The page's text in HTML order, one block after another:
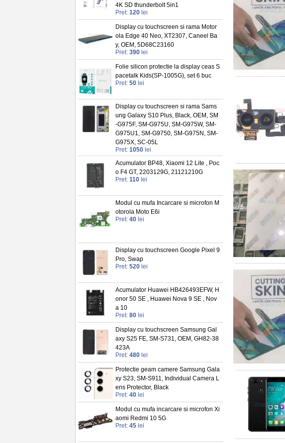
4K SD thunderbolt 5in1
Pret: 120 lei
Display cu touchscreen si rama Motor
ola Edge 40 Neo, XT2307, Caneel Ba
y, OEM, 5D68C23160
Pret: 390 lei
Folie silicon protectie la display ceas S
pacetalk Kids(SP-1005G), set 6 buc
Pret: 50 lei
Display cu touchscreen si rama Sams
ung Galaxy S10 Plus, Black, OEM, SM
-G975F, SM-G975U, SM-G975W, SM-
G975U1, SM-G9750, SM-G975N, SM-
G975X, SC-05L
Pret: 1050 lei
Acumulator BP48, Xiaomi 12 Lite , Poc
o F4 GT, 2203129G, 21121210G
Pret: 110 lei
Modul cu mufa Incarcare si microfon M
otorola Moto E6i
Pret: 40 lei
Display cu touchscreen Google Pixel 9
Pro, Swap
Pret: 520 lei
Acumulator Huawei HB426493EFW, H
onor 50 SE , Huawei Nova 9 SE , Nov
a 10
Pret: 80 lei
Display cu touchscreen Samsung Gal
axy S25 FE, SM-S731, OEM, GH82-38
423A
Pret: 480 lei
Protectie geam camere Samsung Gala
xy S23, SM-S911, Individual Camera L
ens Protector, Black
Pret: 40 lei
Modul cu mufa incarcare si microfon Xi
aomi Redmi 10 5G
Pret: 45 lei